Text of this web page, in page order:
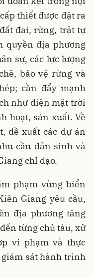
thiết được đặt ra
đai, rừng, trật tự
quyền địa phương
sự, các lực lượng
bảo vệ rừng và
cần đẩy mạnh
như điện mặt trời
hoạt, sản xuất. Về
đề xuất các dự án
cầu dân sinh và
chỉ đạo.
phạm vùng biển
Giang yêu cầu,
địa phương tăng
từng chủ tàu, xử
vi phạm và thực
sát hành trình